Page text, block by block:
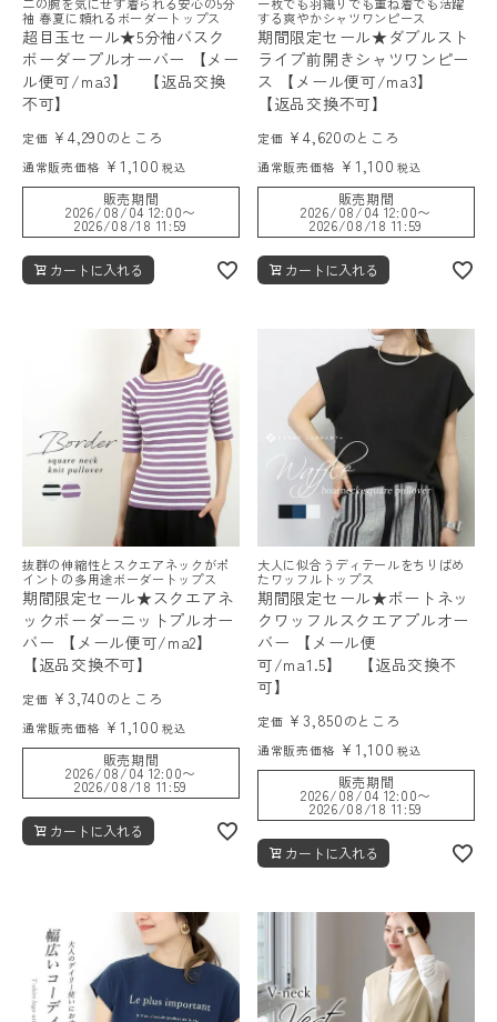
袖 春夏に頼れるボーダートップス
超目玉セール★5分袖バスク
ボーダープルオーバー 【メー
ル便可/ma3】 【返品交換
不可】
定価 ¥4,290のところ
通常販売価格 ¥ 1,100 税込
販売期間
2026/08/04 12:00〜
2026/08/18 11:59
カートに入れる
する爽やかシャツワンピース
期間限定セール★ダブルスト
ライプ前開きシャツワンピー
ス 【メール便可/ma3】
【返品交換不可】
定価 ¥4,620のところ
通常販売価格 ¥ 1,100 税込
販売期間
2026/08/04 12:00〜
2026/08/18 11:59
カートに入れる
抜群の伸縮性とスクエアネックがポ
イントの多用途ボーダートップス
期間限定セール★スクエアネ
ックボーダーニットプルオー
バー 【メール便可/ma2】
【返品交換不可】
定価 ¥3,740のところ
通常販売価格 ¥ 1,100 税込
販売期間
2026/08/04 12:00〜
2026/08/18 11:59
カートに入れる
大人に似合うディテールをちりばめ
たワッフルトップス
期間限定セール★ボートネッ
クワッフルスクエアプルオー
バー 【メール便
可/ma1.5】 【返品交換不
可】
定価 ¥3,850のところ
通常販売価格 ¥ 1,100 税込
販売期間
2026/08/04 12:00〜
2026/08/18 11:59
カートに入れる